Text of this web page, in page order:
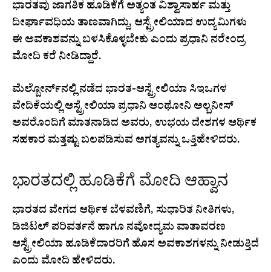
ಭಾರತವು ಜಾಗತಿಕ ಹೂಡಿಕೆಗೆ ಅತ್ಯಂತ ವಿಶ್ವಾಸಾರ್ಹ ಮತ್ತು
ದೀರ್ಘಾವಧಿಯ ತಾಣವಾಗಿದ್ದು, ಆಸ್ಟ್ರೇಲಿಯಾದ ಉದ್ಯಮಿಗಳು
ಈ ಅವಕಾಶವನ್ನು ಬಳಸಿಕೊಳ್ಳಬೇಕು ಎಂದು ಪ್ರಧಾನಿ ನರೇಂದ್ರ
ಮೋದಿ ಕರೆ ನೀಡಿದ್ದಾರೆ.
ಮೆಲ್ಬೋರ್ನ್‌ನಲ್ಲಿ ನಡೆದ ಭಾರತ-ಆಸ್ಟ್ರೇಲಿಯಾ ಸಿಇಒಗಳ
ವೇದಿಕೆಯಲ್ಲಿ ಆಸ್ಟ್ರೇಲಿಯಾ ಪ್ರಧಾನಿ ಆಂಥೋನಿ ಅಲ್ಬನೀಸ್
ಅವರೊಂದಿಗೆ ಮಾತನಾಡಿದ ಅವರು, ಉಭಯ ದೇಶಗಳ ಆರ್ಥಿಕ
ಸಹಕಾರ ಮತ್ತಷ್ಟು ಬಲಪಡಿಸುವ ಅಗತ್ಯವನ್ನು ಒತ್ತಿಹೇಳಿದರು.
ಭಾರತದಲ್ಲಿ ಹೂಡಿಕೆಗೆ ಮೋದಿ ಆಹ್ವಾನ
ಭಾರತದ ವೇಗದ ಆರ್ಥಿಕ ಬೆಳವಣಿಗೆ, ಸುಧಾರಿತ ನೀತಿಗಳು,
ಡಿಜಿಟಲ್ ಪರಿವರ್ತನೆ ಹಾಗೂ ನವೋದ್ಯಮ ವಾತಾವರಣ
ಆಸ್ಟ್ರೇಲಿಯಾ ಹೂಡಿಕೆದಾರರಿಗೆ ಹೊಸ ಅವಕಾಶಗಳನ್ನು ನೀಡುತ್ತಿದೆ
ಎಂದು ಮೋದಿ ಹೇಳಿದರು.